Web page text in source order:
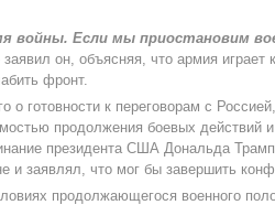
войны. Если мы приостановим
он, объясняя, что армия
фронт.
о готовности к переговорам с
продолжения боевых действий
президента США Дональда
и заявлял, что мог бы завершить
продолжающегося военного